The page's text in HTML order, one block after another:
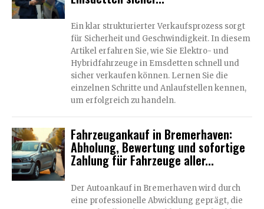
Ein klar strukturierter Verkaufsprozess sorgt
für Sicherheit und Geschwindigkeit. In diesem
Artikel erfahren Sie, wie Sie Elektro- und
Hybridfahrzeuge in Emsdetten schnell und
sicher verkaufen können. Lernen Sie die
einzelnen Schritte und Anlaufstellen kennen,
um erfolgreich zu handeln.
Fahrzeugankauf in Bremerhaven:
Abholung, Bewertung und sofortige
Zahlung für Fahrzeuge aller...
Der Autoankauf in Bremerhaven wird durch
eine professionelle Abwicklung geprägt, die